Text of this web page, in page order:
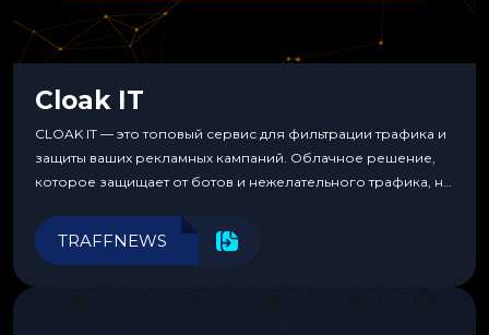
Cloak IT
CLOAK IT — это топовый сервис для фильтрации трафика и
защиты ваших рекламных кампаний. Облачное решение,
которое защищает от ботов и нежелательного трафика, не
программирования.
TRAFFNEWS